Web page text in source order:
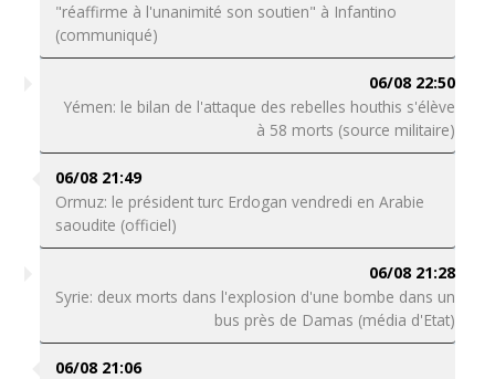
"réaffirme à l'unanimité son soutien" à Infantino
(communiqué)
06/08 22:50
Yémen: le bilan de l'attaque des rebelles houthis s'élève
à 58 morts (source militaire)
06/08 21:49
Ormuz: le président turc Erdogan vendredi en Arabie
saoudite (officiel)
06/08 21:28
Syrie: deux morts dans l'explosion d'une bombe dans un
bus près de Damas (média d'Etat)
06/08 21:06